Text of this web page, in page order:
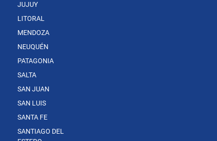
JUJUY
LITORAL
MENDOZA
NEUQUÉN
PATAGONIA
SALTA
SAN JUAN
SAN LUIS
SANTA FE
SANTIAGO DEL